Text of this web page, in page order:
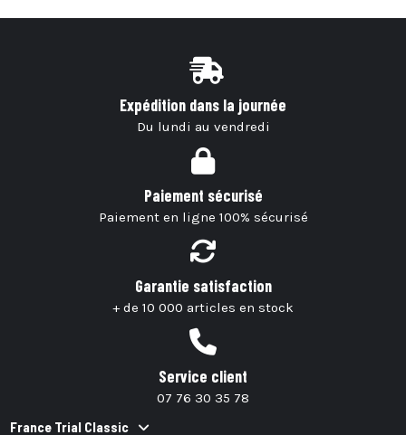
Expédition dans la journée
Du lundi au vendredi
Paiement sécurisé
Paiement en ligne 100% sécurisé
Garantie satisfaction
+ de 10 000 articles en stock
Service client
07 76 30 35 78
France Trial Classic